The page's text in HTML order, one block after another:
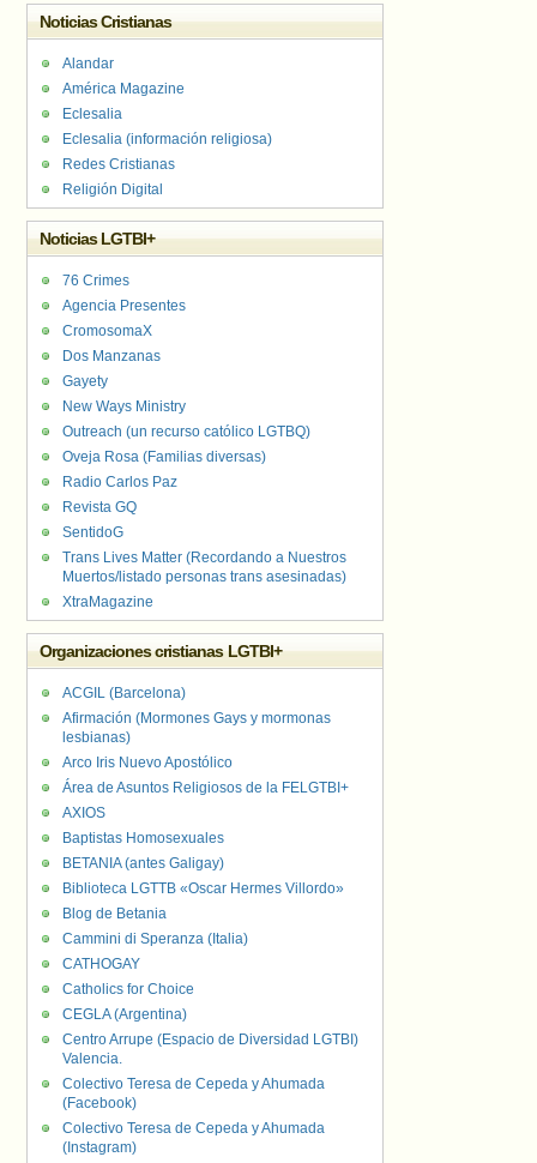
Noticias Cristianas
Alandar
América Magazine
Eclesalia
Eclesalia (información religiosa)
Redes Cristianas
Religión Digital
Noticias LGTBI+
76 Crimes
Agencia Presentes
CromosomaX
Dos Manzanas
Gayety
New Ways Ministry
Outreach (un recurso católico LGTBQ)
Oveja Rosa (Familias diversas)
Radio Carlos Paz
Revista GQ
SentidoG
Trans Lives Matter (Recordando a Nuestros
Muertos/listado personas trans asesinadas)
XtraMagazine
Organizaciones cristianas LGTBI+
ACGIL (Barcelona)
Afirmación (Mormones Gays y mormonas
lesbianas)
Arco Iris Nuevo Apostólico
Área de Asuntos Religiosos de la FELGTBI+
AXIOS
Baptistas Homosexuales
BETANIA (antes Galigay)
Biblioteca LGTTB «Oscar Hermes Villordo»
Blog de Betania
Cammini di Speranza (Italia)
CATHOGAY
Catholics for Choice
CEGLA (Argentina)
Centro Arrupe (Espacio de Diversidad LGTBI)
Valencia.
Colectivo Teresa de Cepeda y Ahumada
(Facebook)
Colectivo Teresa de Cepeda y Ahumada
(Instagram)